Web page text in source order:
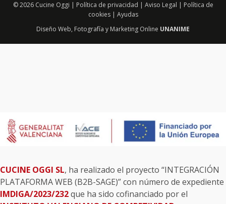
© 2026 Cucine Oggi | Política de privacidad | Aviso Legal | Política de
cookies| Ayudas
Diseño Web, Fotografía y Marketing Online UNANIME
CUCINE OGGI SL, ha realizado el proyecto “INTEGRACIÓN
PLATAFORMA WEB (B2B-SAGE)” con número de expediente
IMDIGA/2023/232que ha sido cofinanciado por el